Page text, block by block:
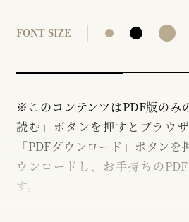
FONT SIZE
※このコンテンツはPDF版のみ
読む」ボタンを押すとブラウ
「PDFダウンロード」ボタン
ウンロードし、お手持ちの
す。